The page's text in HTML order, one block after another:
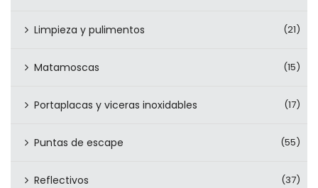
Limpieza y pulimentos (21)
Matamoscas (15)
Portaplacas y viceras inoxidables (17)
Puntas de escape (55)
Reflectivos (37)